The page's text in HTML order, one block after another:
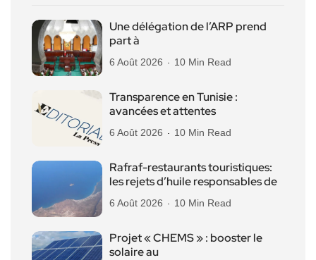
Une délégation de l’ARP prend
part à
6 Août 2026 10 Min Read
Transparence en Tunisie :
avancées et attentes
6 Août 2026 10 Min Read
Rafraf-restaurants touristiques:
les rejets d’huile responsables de
6 Août 2026 10 Min Read
Projet « CHEMS » : booster le
solaire au